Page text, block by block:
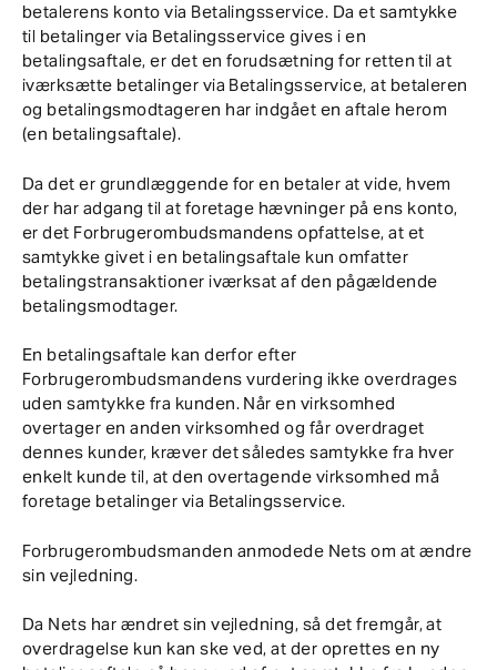
betalerens konto via Betalingsservice. Da et samtykke
til betalinger via Betalingsservice gives i en
betalingsaftale, er det en forudsætning for retten til at
iværksætte betalinger via Betalingsservice, at betaleren
og betalingsmodtageren har indgået en aftale herom
(en betalingsaftale).
Da det er grundlæggende for en betaler at vide, hvem
der har adgang til at foretage hævninger på ens konto,
er det Forbrugerombudsmandens opfattelse, at et
samtykke givet i en betalingsaftale kun omfatter
betalingstransaktioner iværksat af den pågældende
betalingsmodtager.
En betalingsaftale kan derfor efter
Forbrugerombudsmandens vurdering ikke overdrages
uden samtykke fra kunden. Når en virksomhed
overtager en anden virksomhed og får overdraget
dennes kunder, kræver det således samtykke fra hver
enkelt kunde til, at den overtagende virksomhed må
foretage betalinger via Betalingsservice.
Forbrugerombudsmanden anmodede Nets om at ændre
sin vejledning.
Da Nets har ændret sin vejledning, så det fremgår, at
overdragelse kun kan ske ved, at der oprettes en ny